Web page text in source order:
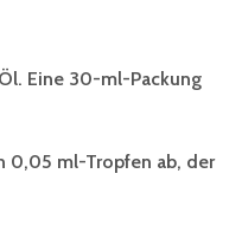
Eine 30-ml-Packung
0,05 ml-Tropfen ab, der